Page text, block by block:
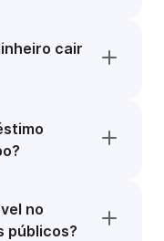
cair
no
públicos?